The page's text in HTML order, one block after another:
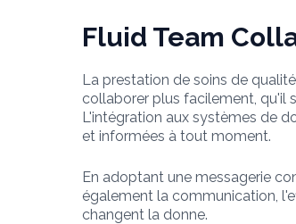
Fluid Team
La prestation de soins de
collaborer plus facilement, qu'il
L'intégration aux systèmes de
et informées à tout moment.
En adoptant une messagerie
également la communication,
changent la donne.